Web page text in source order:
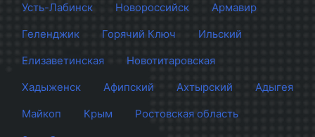
Усть-Лабинск
Новороссийск
Армавир
Геленджик
Горячий Ключ
Ильский
Елизаветинская
Новотитаровская
Хадыженск
Афипский Ахтырский
Адыгея
Майкоп
Крым
Ростовская область